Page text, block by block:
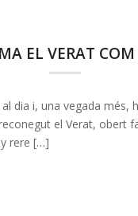
EL VERAT
dia i, una vegada
el Verat, obert
rere […]